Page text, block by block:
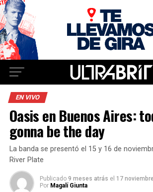
EN VIVO
Oasis en Buenos Aires:
gonna be the day
La banda se presentó el 15 y 16 de
River Plate
Publicado 9 meses atrás el 17
Por Magalí Giunta